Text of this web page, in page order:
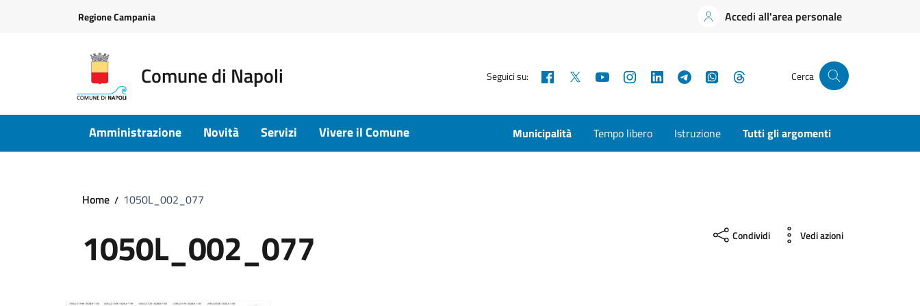
Regione Campania Accedi all'area personale
Comune di Napoli Seguici su: Facebook YouTubeInstagramLinkedInTelegramWhatsApp Cerca
Amministrazione Novità Servizi Vivere il Comune Municipalità Tempo libero Istruzione Tutti gli argomenti
Home 1050L_002_077
1050L_002_077 Condividi Vedi azioni